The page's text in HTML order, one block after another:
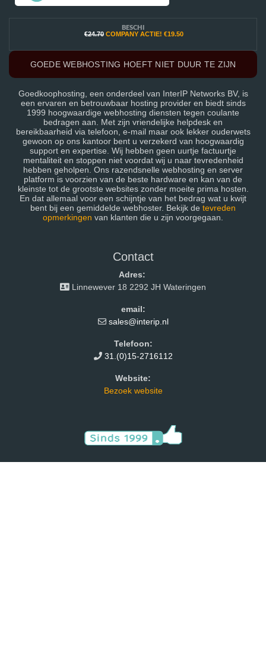
BESCHI
€24.70 COMPANY ACTIE! €19.50
GOEDE WEBHOSTING HOEFT NIET DUUR TE ZIJN
Goedkoophosting, een onderdeel van InterIP Networks BV, is
een ervaren en betrouwbaar hosting provider en biedt sinds
1999 hoogwaardige webhosting diensten tegen coulante
bedragen aan. Met zijn vriendelijke helpdesk en
bereikbaarheid via telefoon, e-mail maar ook lekker ouderwets
gewoon op ons kantoor bent u verzekerd van hoogwaardig
support en expertise. Wij hebben geen uurtje factuurtje
mentaliteit en stoppen niet voordat wij u naar tevredenheid
hebben geholpen. Ons razendsnelle webhosting en server
platform is voorzien van de beste hardware en kan van de
kleinste tot de grootste websites zonder moeite prima hosten.
En dat allemaal voor een schijntje van het bedrag wat u kwijt
bent bij een gemiddelde webhoster. Bekijk de tevreden
opmerkingen van klanten die u zijn voorgegaan.
Contact
Adres:
Linnewever 18 2292 JH Wateringen
email:
sales@interip.nl
Telefoon:
31.(0)15-2716112
Website:
Bezoek website